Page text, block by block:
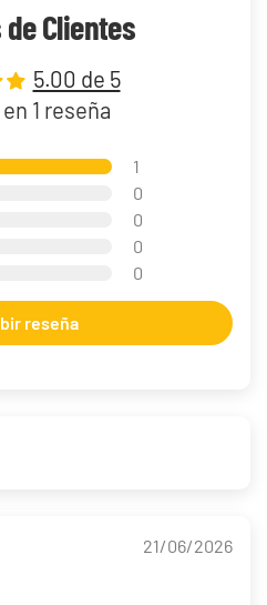
Clientes
5.00 de 5
1 reseña
1
0
0
0
0
reseña
21/06/2026